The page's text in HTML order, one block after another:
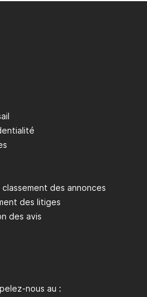
des annonces
des litiges
des avis
nous au :